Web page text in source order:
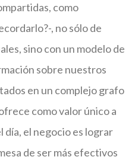
como
, no sólo de
sino con un modelo de
sobre nuestros
en un complejo grafo
como valor único a
día, el negocio es lograr
de ser más efectivos